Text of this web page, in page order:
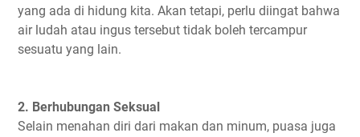
yang ada di hidung kita. Akan tetapi, perlu diingat bahwa
air ludah atau ingus tersebut tidak boleh tercampur
sesuatu yang lain.
2. Berhubungan Seksual
Selain menahan diri dari makan dan minum, puasa juga